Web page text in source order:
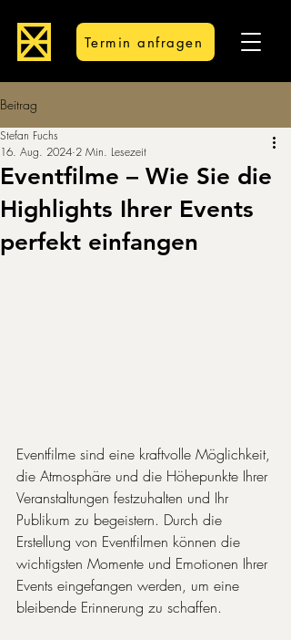
Termin anfragen
Beitrag
Eventfilme – Wie Sie die
Highlights Ihrer Events
perfekt einfangen
Stefan Fuchs
16. Aug. 2024 2 Min. Lesezeit
Eventfilme sind eine kraftvolle Möglichkeit,
die Atmosphäre und die Höhepunkte Ihrer
Veranstaltungen festzuhalten und Ihr
Publikum zu begeistern. Durch die
Erstellung von Eventfilmen können die
wichtigsten Momente und Emotionen Ihrer
Events eingefangen werden, um eine
bleibende Erinnerung zu schaffen.